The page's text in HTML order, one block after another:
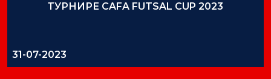
ТУРНИРЕ CAFA FUTSAL CUP 2023
31-07-2023